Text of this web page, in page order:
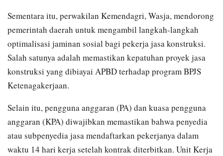
Sementara itu, perwakilan Kemendagri, Wasja, mendorong
pemerintah daerah untuk mengambil langkah-langkah
optimalisasi jaminan sosial bagi pekerja jasa konstruksi.
Salah satunya adalah memastikan kepatuhan proyek jasa
konstruksi yang dibiayai APBD terhadap program BPJS
Ketenagakerjaan.
Selain itu, pengguna anggaran (PA) dan kuasa pengguna
anggaran (KPA) diwajibkan memastikan bahwa penyedia
atau subpenyedia jasa mendaftarkan pekerjanya dalam
waktu 14 hari kerja setelah kontrak diterbitkan. Unit Kerja